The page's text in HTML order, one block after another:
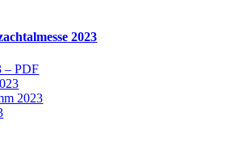
2023
– PDF
2023